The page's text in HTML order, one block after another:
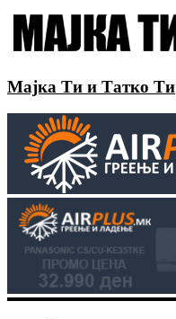
Мајка Ти и Татко Ти